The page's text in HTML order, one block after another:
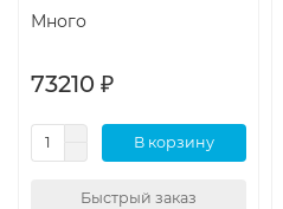
Много
73210 ₽
В корзину
Быстрый заказ